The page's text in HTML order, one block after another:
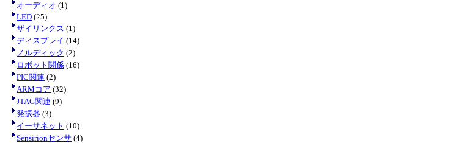
オーディオ (1)
LED (25)
ザイリンクス (1)
ディスプレイ (14)
ノルディック (2)
ロボット関係 (16)
PIC関連 (2)
ARMコア (32)
JTAG関連 (9)
発振器 (3)
イーサネット (10)
Sensirionセンサ (4)